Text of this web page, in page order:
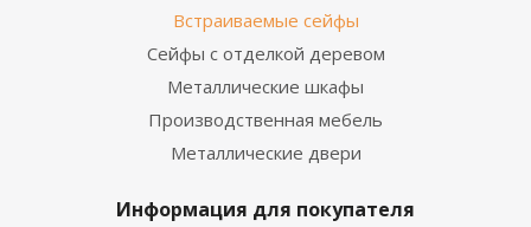
Встраиваемые сейфы
Сейфы с отделкой деревом
Металлические шкафы
Производственная мебель
Металлические двери
Информация для покупателя